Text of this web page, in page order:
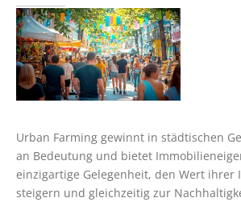
Urban Farming gewinnt in städtischen
an Bedeutung und bietet
einzigartige Gelegenheit, den Wert ihrer
steigern und gleichzeitig zur